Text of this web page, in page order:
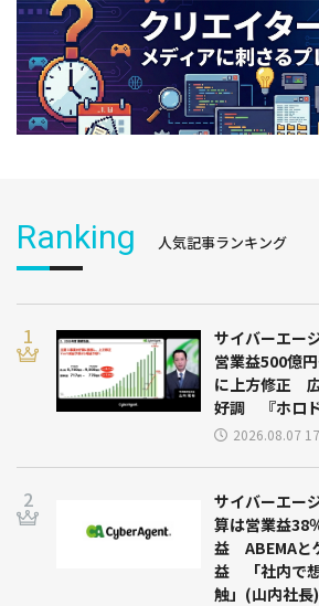
Ranking 人気記事ランキング
サイバーエー
営業益500億
に上方修正
好調 『ホロ
2026.08.07
サイバーエー
算は営業益38
益 ABEMAと
益 「社内で
触」(山内社長)